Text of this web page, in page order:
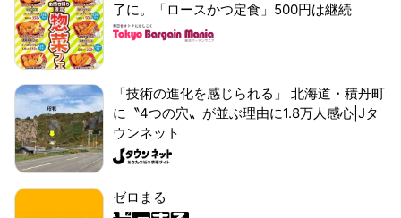
了に。「ロースかつ定食」500円は継続
「技術の進化を感じられる」 北海道・積丹町
に〝4つの穴〟が並ぶ理由に1.8万人感心|Jタ
ウンネット
ゼロまる